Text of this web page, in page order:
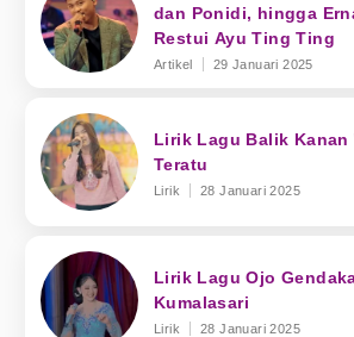
dan Ponidi, hingga
Restui Ayu Ting Ting
Artikel 29 Januari 2025
Lirik Lagu Balik Kanan
Teratu
Lirik 28 Januari 2025
Lirik Lagu Ojo
Kumalasari
Lirik 28 Januari 2025